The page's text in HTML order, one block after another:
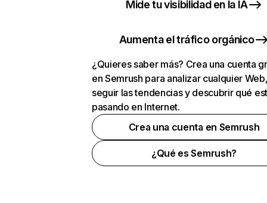
Mide tu visibilidad en la IA
Aumenta el tráfico orgánico
¿Quieres saber más? Crea una cuenta
en Semrush para analizar cualquier
seguir las tendencias y descubrir qué
pasando en Internet.
Crea una cuenta en Semrush
¿Qué es Semrush?